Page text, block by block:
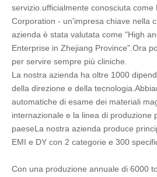
servizio.ufficialmente conosciuta
Corporation - un'impresa chiave nella
azienda è stata valutata come "High
Enterprise in Zhejiang Province".Ora
per servire sempre più cliniche.
La nostra azienda ha oltre 1000
della direzione e della
automatiche di esame dei materiali
internazionale e la linea di produzione
paeseLa nostra azienda produce
EMI e DY con 2 categorie e 300
Con una produzione annuale di 6000